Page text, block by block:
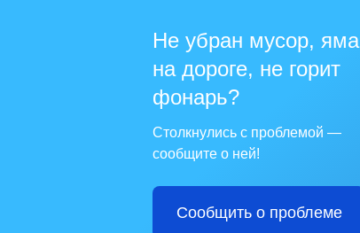
Не убран мусор, яма
на дороге, не горит
фонарь?
Столкнулись с проблемой —
сообщите о ней!
Сообщить о проблеме